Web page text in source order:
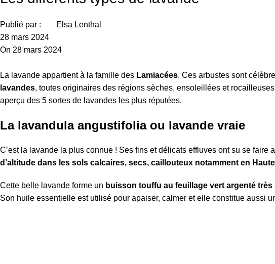
Publié par :
Elsa Lenthal
28 mars 2024
On 28 mars 2024
La lavande appartient à la famille des Lamiacées. Ces arbustes sont
lavandes, toutes originaires des régions sèches, ensoleillées et
aperçu des 5 sortes de lavandes les plus réputées.
La lavandula angustifolia ou lavande vraie
C’est la lavande la plus connue ! Ses fins et délicats effluves ont su se
d’altitude dans les sols calcaires, secs, caillouteux notamment en
Cette belle lavande forme un buisson touffu au feuillage vert argenté
Son huile essentielle est utilisé pour apaiser, calmer et elle constitue aussi